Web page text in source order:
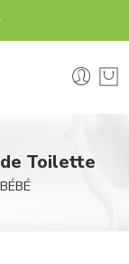
de Toilette
BÉBÉ